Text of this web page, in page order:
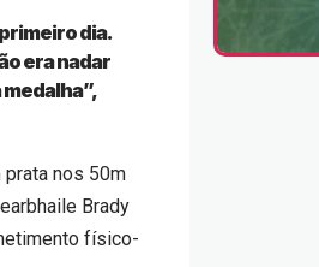
dia.
era nadar
nos 50m
Brady
físico-